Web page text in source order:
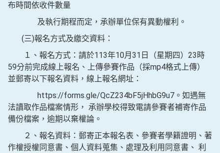
布時間依收件數量
及執行期程而定，承辦單位保有異動權利。
(三)報名方式及繳交資料：
１、報名方式：請於113年10月31日（星期四）23時
59分前完成線上報名、上傳參賽作品（採mp4格式上傳）
並郵寄以下報名資料，線上報名網址：
https://forms.gle/QcZ234bF5jHhbG9u7。如遇無
法讀取作品檔案情形， 承辦學校得致電請參賽者補寄作品
備份檔案，逾期以棄權論。
２、報名資料：郵寄正本報名表、參賽者學籍證明、著
作權授權同意書、個人資料蒐集、處理及利用同意書、 利